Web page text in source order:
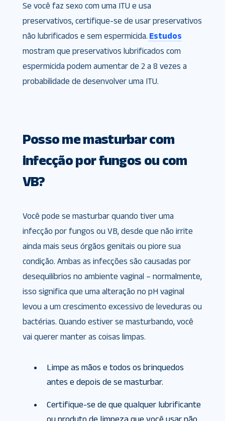
Se você faz sexo com uma ITU e usa
preservativos, certifique-se de usar preservativos
não lubrificados e sem espermicida. Estudos
mostram que preservativos lubrificados com
espermicida podem aumentar de 2 a 8 vezes a
probabilidade de desenvolver uma ITU.
Posso me masturbar com
infecção por fungos ou com
VB?
Você pode se masturbar quando tiver uma
infecção por fungos ou VB, desde que não irrite
ainda mais seus órgãos genitais ou piore sua
condição. Ambas as infecções são causadas por
desequilíbrios no ambiente vaginal – normalmente,
isso significa que uma alteração no pH vaginal
levou a um crescimento excessivo de leveduras ou
bactérias. Quando estiver se masturbando, você
vai querer manter as coisas limpas.
Limpe as mãos e todos os brinquedos
antes e depois de se masturbar.
Certifique-se de que qualquer lubrificante
ou produto de limpeza que você usar não